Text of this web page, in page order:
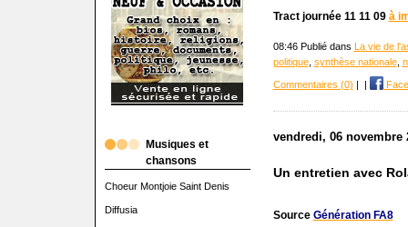
Musiques et
chansons
Choeur Montjoie Saint Denis
Diffusia
Tract journée 11 11 09 à
08:46 Publié dans La vie de
politique, synthèse nationale,
Commentaires (0) | |
vendredi, 06 novembre
Un entretien avec
Source Génération FA8